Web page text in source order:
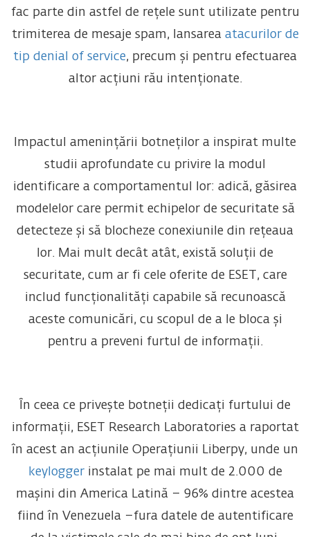
fac parte din astfel de rețele sunt utilizate pentru
trimiterea de mesaje spam, lansarea atacurilor de
tip denial of service, precum și pentru efectuarea
altor acțiuni rău intenționate.
Impactul amenințării botneților a inspirat multe
studii aprofundate cu privire la modul
identificare a comportamentul lor: adică, găsirea
modelelor care permit echipelor de securitate să
detecteze și să blocheze conexiunile din rețeaua
lor. Mai mult decât atât, există soluții de
securitate, cum ar fi cele oferite de ESET, care
includ funcționalități capabile să recunoască
aceste comunicări, cu scopul de a le bloca și
pentru a preveni furtul de informații.
În ceea ce privește botneții dedicați furtului de
informații, ESET Research Laboratories a raportat
în acest an acțiunile Operațiunii Liberpy, unde un
keyloggerinstalat pe mai mult de 2.000 de
mașini din America Latină – 96% dintre acestea
fiind în Venezuela –fura datele de autentificare